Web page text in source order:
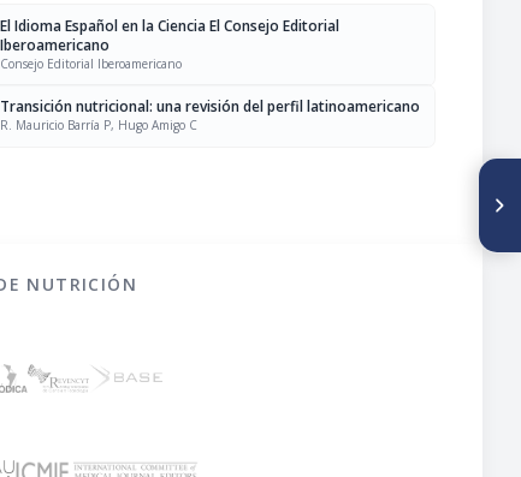
El Idioma Español en la Ciencia El Consejo Editorial
Iberoamericano
Consejo Editorial Iberoamericano
Transición nutricional: una revisión del perfil latinoamericano
R. Mauricio Barría P, Hugo Amigo C
NUTRICIÓN